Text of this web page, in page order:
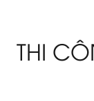
THI